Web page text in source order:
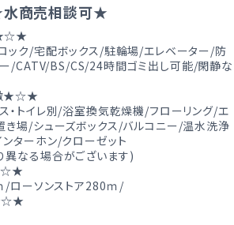
商売相談可★
ック/宅配ボックス/駐輪場/エレベーター/防
ー/CATV/BS/CS/24時間ゴミ出し可能/閑静な
★☆★
・トイレ別/浴室換気乾燥機/フローリング/エ
場/シューズボックス/バルコニー/温水洗浄
ターホン/クローゼット
なる場合がございます)
/ローソンストア280ｍ/